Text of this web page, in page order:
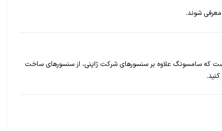
اما اکنون مشخص شده است که سامسونگ علاوه بر سنسورهای شرکت ژاپنی، از سنسورهای ساخت